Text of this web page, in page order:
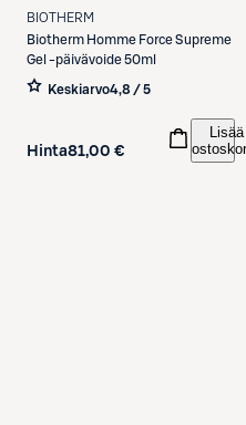
BIOTHERM
Biotherm Homme Force Supreme
Gel -päivävoide 50ml
Keskiarvo4,8 / 5
Hinta81,00 €
Lisää